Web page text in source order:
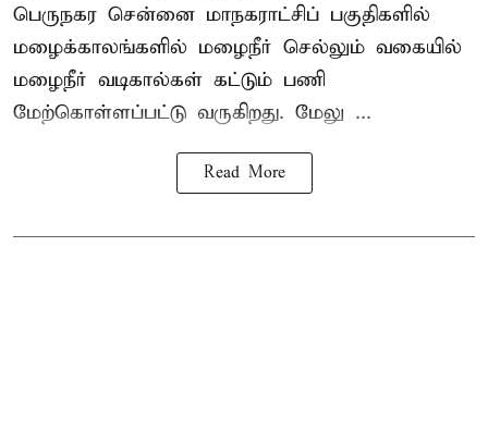
பெருநகர சென்னை மாநகராட்சிப் பகுதிகளில்
மழைக்காலங்களில் மழைநீர் செல்லும் வகையில்
மழைநீர் வடிகால்கள் கட்டும் பணி
மேற்கொள்ளப்பட்டு வருகிறது. மேலு ...
Read More